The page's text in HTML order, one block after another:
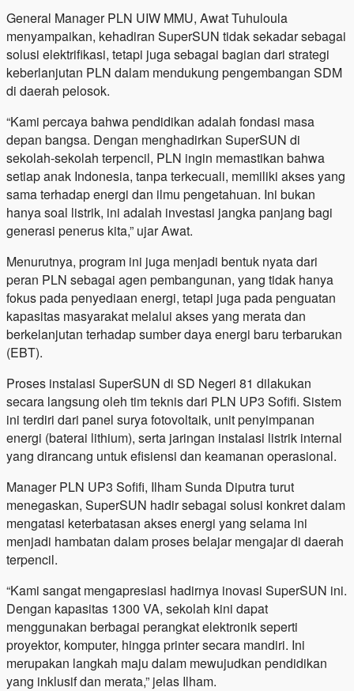
General Manager PLN UIW MMU, Awat Tuhuloula
menyampaikan, kehadiran SuperSUN tidak sekadar sebagai
solusi elektrifikasi, tetapi juga sebagai bagian dari strategi
keberlanjutan PLN dalam mendukung pengembangan SDM
di daerah pelosok.
“Kami percaya bahwa pendidikan adalah fondasi masa
depan bangsa. Dengan menghadirkan SuperSUN di
sekolah-sekolah terpencil, PLN ingin memastikan bahwa
setiap anak Indonesia, tanpa terkecuali, memiliki akses yang
sama terhadap energi dan ilmu pengetahuan. Ini bukan
hanya soal listrik, ini adalah investasi jangka panjang bagi
generasi penerus kita,” ujar Awat.
Menurutnya, program ini juga menjadi bentuk nyata dari
peran PLN sebagai agen pembangunan, yang tidak hanya
fokus pada penyediaan energi, tetapi juga pada penguatan
kapasitas masyarakat melalui akses yang merata dan
berkelanjutan terhadap sumber daya energi baru terbarukan
(EBT).
Proses instalasi SuperSUN di SD Negeri 81 dilakukan
secara langsung oleh tim teknis dari PLN UP3 Sofifi. Sistem
ini terdiri dari panel surya fotovoltaik, unit penyimpanan
energi (baterai lithium), serta jaringan instalasi listrik internal
yang dirancang untuk efisiensi dan keamanan operasional.
Manager PLN UP3 Sofifi, Ilham Sunda Diputra turut
menegaskan, SuperSUN hadir sebagai solusi konkret dalam
mengatasi keterbatasan akses energi yang selama ini
menjadi hambatan dalam proses belajar mengajar di daerah
terpencil.
“Kami sangat mengapresiasi hadirnya inovasi SuperSUN ini.
Dengan kapasitas 1300 VA, sekolah kini dapat
menggunakan berbagai perangkat elektronik seperti
proyektor, komputer, hingga printer secara mandiri. Ini
merupakan langkah maju dalam mewujudkan pendidikan
yang inklusif dan merata,” jelas Ilham.